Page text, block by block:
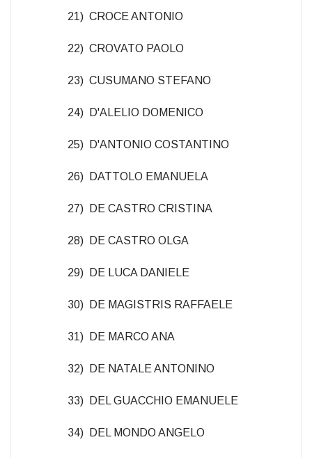
21) CROCE ANTONIO
22) CROVATO PAOLO
23) CUSUMANO STEFANO
24) D'ALELIO DOMENICO
25) D'ANTONIO COSTANTINO
26) DATTOLO EMANUELA
27) DE CASTRO CRISTINA
28) DE CASTRO OLGA
29) DE LUCA DANIELE
30) DE MAGISTRIS RAFFAELE
31) DE MARCO ANA
32) DE NATALE ANTONINO
33) DEL GUACCHIO EMANUELE
34) DEL MONDO ANGELO